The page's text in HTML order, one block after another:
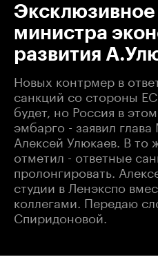
министра
развития
Новых контрмер в
санкций со стороны
будет, но Россия в
эмбарго - заявил
Алексей Улюкаев. В то
отметил - ответные
пролонгировать.
студии в Ленэкспо
коллегами. Передаю
Спиридоновой.